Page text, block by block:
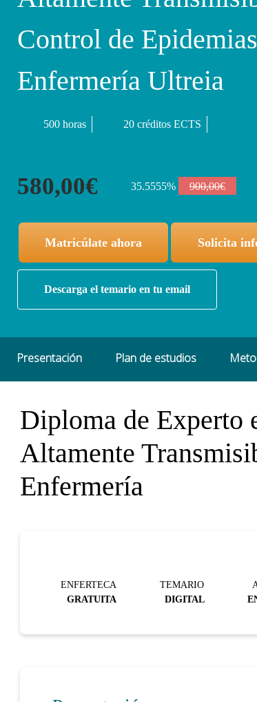
Control de
Enfermería Ultreia
500 horas 20 créditos ECTS
580,00€ 35.5555% 900,00€
Matricúlate ahora Solicita
Descarga el temario en tu email
Presentación Plan de estudios
Diploma de Experto
Altamente
Enfermería
ENFERTECA
GRATUITA
TEMARIO
DIGITAL